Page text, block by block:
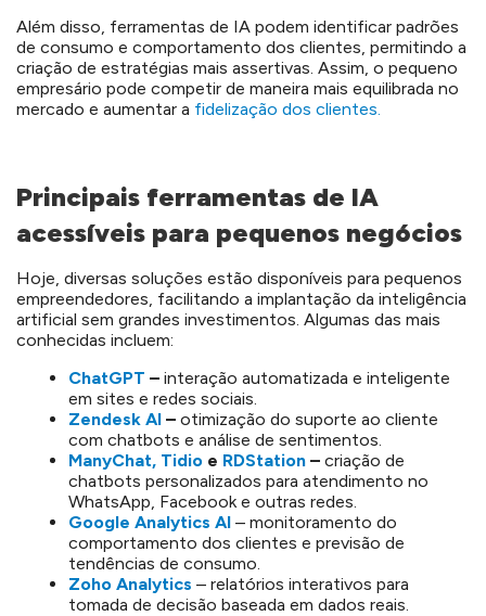
Além disso, ferramentas de IA podem identificar padrões
de consumo e comportamento dos clientes, permitindo a
criação de estratégias mais assertivas. Assim, o pequeno
empresário pode competir de maneira mais equilibrada no
mercado e aumentar a fidelização dos clientes.
Principais ferramentas de IA
acessíveis para pequenos negócios
Hoje, diversas soluções estão disponíveis para pequenos
empreendedores, facilitando a implantação da inteligência
artificial sem grandes investimentos. Algumas das mais
conhecidas incluem:
ChatGPT – interação automatizada e inteligente
em sites e redes sociais.
Zendesk AI – otimização do suporte ao cliente
com chatbots e análise de sentimentos.
ManyChat, Tidio e RDStation – criação de
chatbots personalizados para atendimento no
WhatsApp, Facebook e outras redes.
Google Analytics AI – monitoramento do
comportamento dos clientes e previsão de
tendências de consumo.
Zoho Analytics – relatórios interativos para
tomada de decisão baseada em dados reais.